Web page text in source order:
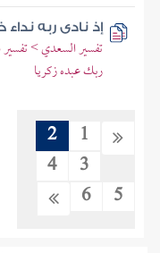
إذ نادى ربه نداء
تفسير السعدي >
ربك عبده زكريا
1
2
3
4
5
6